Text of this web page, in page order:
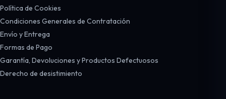
Política de Cookies
Condiciones Generales de Contratación
Envío y Entrega
Formas de Pago
Garantía, Devoluciones y Productos Defectuosos
Derecho de desistimiento